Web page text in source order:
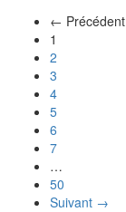
← Précédent
1
2
3
4
5
6
7
…
50
Suivant →